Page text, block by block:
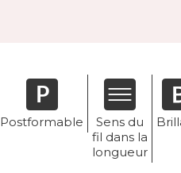
Postformable
Sens du
fil dans la
longueur